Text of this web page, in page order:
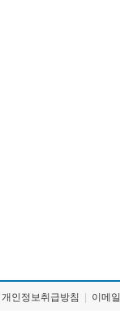
개인정보취급방침 이메